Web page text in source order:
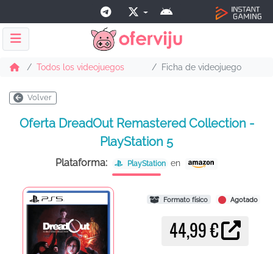
Todos los videojuegos Ficha de videojuego
Volver
Oferta DreadOut Remastered Collection -
PlayStation 5
Plataforma: PlayStation en
Formato físico Agotado
44,99 €